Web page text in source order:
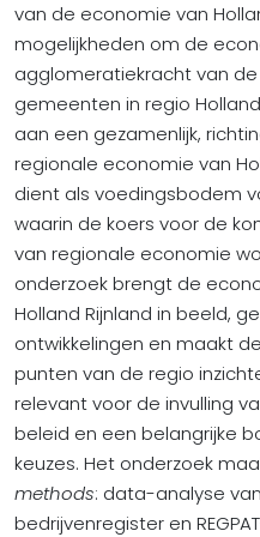
van de economie van
mogelijkheden om de
agglomeratiekracht van
gemeenten in regio
aan een gezamenlijk,
regionale economie van
dient als voedingsbodem
waarin de koers voor de
van regionale economie
onderzoek brengt de
Holland Rijnland in beeld,
ontwikkelingen en maakt
punten van de regio
relevant voor de invulling
beleid en een belangrijke
keuzes. Het onderzoek
methods: data-analyse
bedrijvenregister en